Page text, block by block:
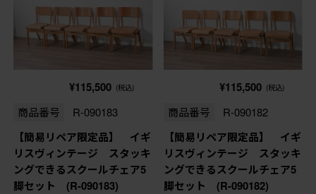
¥115,500 (税込)
商品番号 R-090183
【簡易リペア限定品】 イギ
リスヴィンテージ スタッキ
ングできるスクールチェア5
脚セット (R-090183)
¥115,500 (税込)
商品番号 R-090182
【簡易リペア限定品】 イギ
リスヴィンテージ スタッキ
ングできるスクールチェア5
脚セット (R-090182)